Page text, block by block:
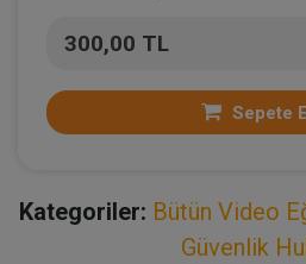
300,00 TL
Sepete
Kategoriler: Bütün Video
Güvenlik